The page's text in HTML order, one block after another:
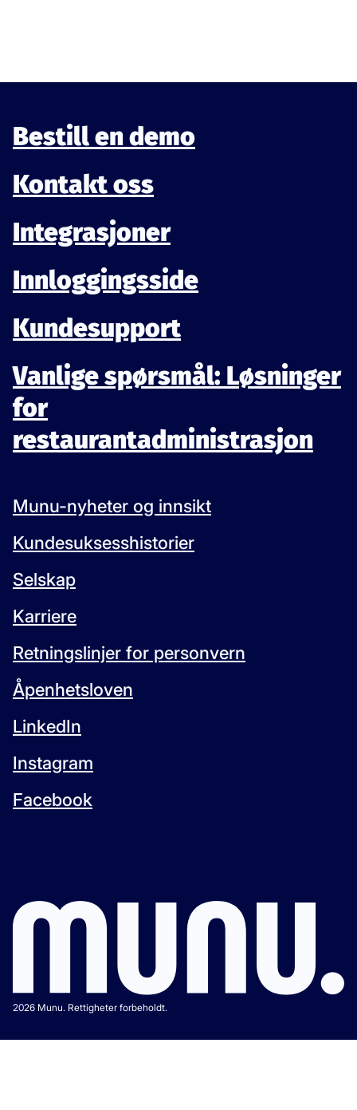
Bestill en demo
Kontakt oss
Integrasjoner
Innloggingsside
Kundesupport
Vanlige spørsmål: Løsninger
for
restaurantadministrasjon
Munu-nyheter og innsikt
Kundesuksesshistorier
Selskap
Karriere
Retningslinjer for personvern
Åpenhetsloven
LinkedIn
Instagram
Facebook
2026 Munu. Rettigheter forbeholdt.